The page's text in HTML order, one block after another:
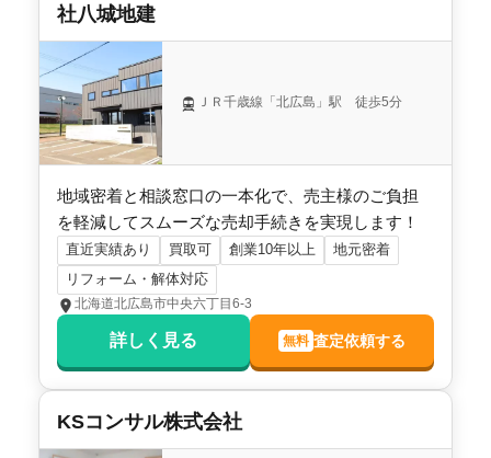
社八城地建
ＪＲ千歳線「北広島」駅 徒歩5分
地域密着と相談窓口の一本化で、売主様のご負担
を軽減してスムーズな売却手続きを実現します！
直近実績あり 買取可 創業10年以上
地元密着
リフォーム・解体対応
北海道北広島市中央六丁目6-3
詳しく見る 無料 査定依頼する
KSコンサル株式会社